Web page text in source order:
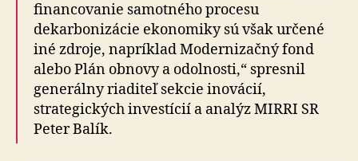
financovanie samotného procesu
dekarbonizácie ekonomiky sú však určené
iné zdroje, napríklad Modernizačný fond
alebo Plán obnovy a odolnosti,“ spresnil
generálny riaditeľ sekcie inovácií,
strategických investícií a analýz MIRRI SR
Peter Balík.